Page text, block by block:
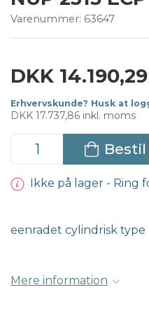
Varenummer: 63647
DKK 14.190,29
Erhvervskunde? Husk at
DKK 17.737,86 inkl. moms
Bestil
Ikke på lager - Ring
eenradet cylindrisk type
Mere information